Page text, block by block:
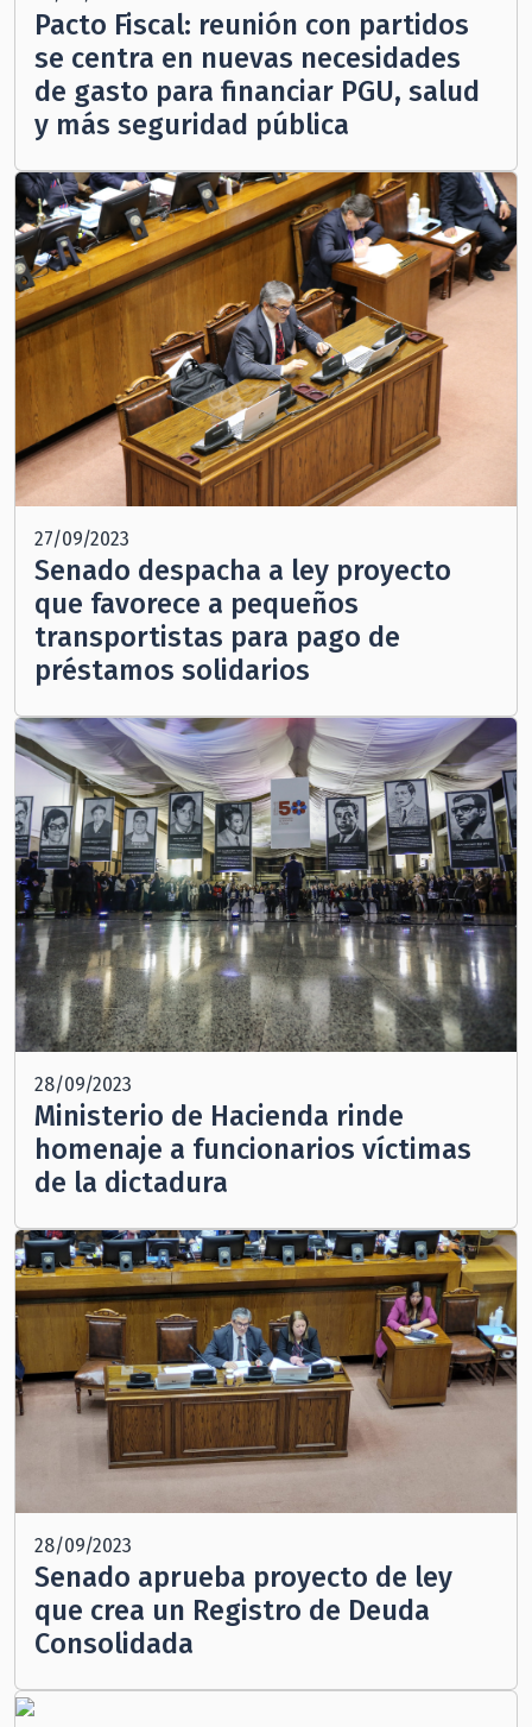
Pacto Fiscal: reunión con partidos
se centra en nuevas necesidades
de gasto para financiar PGU, salud
y más seguridad pública
27/09/2023
Senado despacha a ley proyecto
que favorece a pequeños
transportistas para pago de
préstamos solidarios
28/09/2023
Ministerio de Hacienda rinde
homenaje a funcionarios víctimas
de la dictadura
28/09/2023
Senado aprueba proyecto de ley
que crea un Registro de Deuda
Consolidada